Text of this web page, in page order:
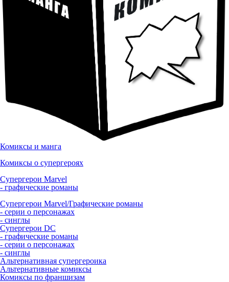
Комиксы и манга
Комиксы о супергероях
Супергерои Marvel
- графические романы
Супергерои Marvel/Графические романы
- серии о персонажах
- синглы
Супергерои DC
- графические романы
- серии о персонажах
- синглы
Альтернативная супергероика
Альтернативные комиксы
Комиксы по франшизам